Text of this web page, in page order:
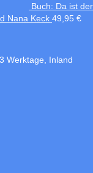
Buch: Da ist
Nana Keck 49,95 €
Werktage, Inland